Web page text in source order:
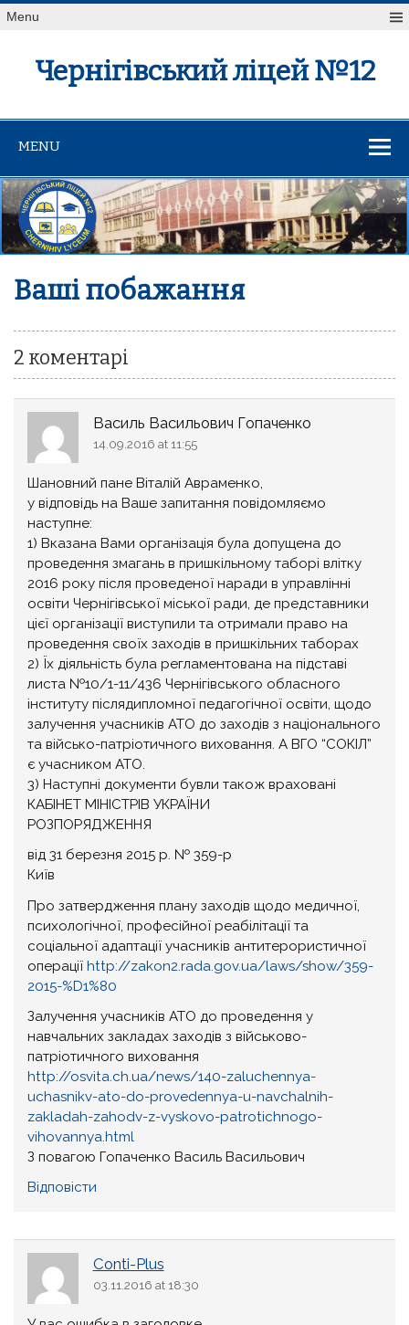
Menu
Чернігівський ліцей №12
MENU
Ваші побажання
2 коментарі
Василь Васильович Гопаченко
14.09.2016 at 11:55
Шановний пане Віталій Авраменко,
у відповідь на Ваше запитання повідомляємо
наступне:
1) Вказана Вами організація була допущена до
проведення змагань в пришкільному таборі влітку
2016 року після проведеної наради в управлінні
освіти Чернігівської міської ради, де представники
цієї організації виступили та отримали право на
проведення своїх заходів в пришкільних таборах
2) Їх діяльність була регламентована на підставі
листа №10/1-11/436 Чернігівського обласного
інституту післядипломної педагогічної освіти, щодо
залучення учасників АТО до заходів з національного
та військо-патріотичного виховання. А ВГО “СОКІЛ”
є учасником АТО.
3) Наступні документи бувли також враховані
КАБІНЕТ МІНІСТРІВ УКРАЇНИ
РОЗПОРЯДЖЕННЯ
від 31 березня 2015 р. № 359-р
Київ
Про затвердження плану заходів щодо медичної,
психологічної, професійної реабілітації та
соціальної адаптації учасників антитерористичної
операціїhttp://zakon2.rada.gov.ua/laws/show/359-
2015-%D1%80
Залучення учасників АТО до проведення у
навчальних закладах заходів з військово-
патріотичного виховання
http://osvita.ch.ua/news/140-zaluchennya-
uchasnikv-ato-do-provedennya-u-navchalnih-
zakladah-zahodv-z-vyskovo-patrotichnogo-
vihovannya.html
З повагою Гопаченко Василь Васильович
Відповіcти
Conti-Plus
03.11.2016 at 18:30